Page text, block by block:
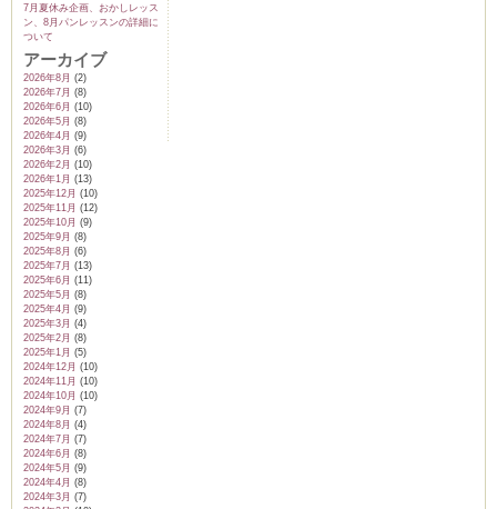
7月夏休み企画、おかしレッス
ン、8月パンレッスンの詳細に
ついて
アーカイブ
2026年8月 (2)
2026年7月 (8)
2026年6月 (10)
2026年5月 (8)
2026年4月 (9)
2026年3月 (6)
2026年2月 (10)
2026年1月 (13)
2025年12月 (10)
2025年11月 (12)
2025年10月 (9)
2025年9月 (8)
2025年8月 (6)
2025年7月 (13)
2025年6月 (11)
2025年5月 (8)
2025年4月 (9)
2025年3月 (4)
2025年2月 (8)
2025年1月 (5)
2024年12月 (10)
2024年11月 (10)
2024年10月 (10)
2024年9月 (7)
2024年8月 (4)
2024年7月 (7)
2024年6月 (8)
2024年5月 (9)
2024年4月 (8)
2024年3月 (7)